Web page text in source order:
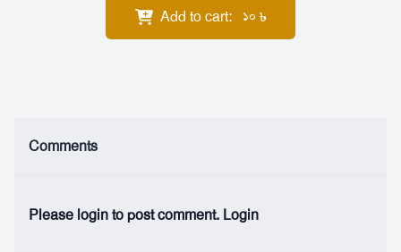
Add to cart: 10 ৳
Comments
Please login to post comment. Login